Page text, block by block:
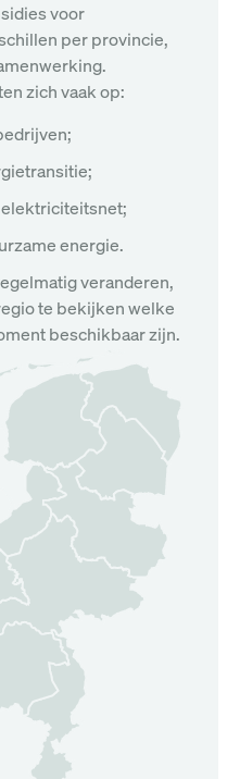
voor
per provincie,
zich vaak op:
energie.
veranderen,
te bekijken welke
beschikbaar zijn.